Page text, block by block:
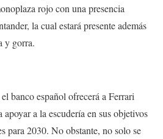
rojo con una presencia
la cual estará presente además
y gorra.
banco español ofrecerá a Ferrari
a la escudería en sus objetivos
para 2030. No obstante, no solo se